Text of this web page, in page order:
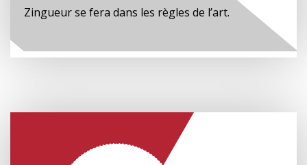
Zingueur se fera dans les règles de l’art.